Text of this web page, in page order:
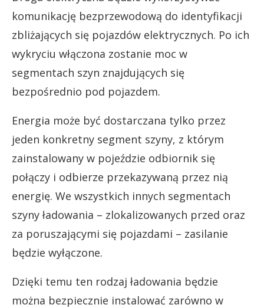
komunikację bezprzewodową do identyfikacji
zbliżających się pojazdów elektrycznych. Po ich
wykryciu włączona zostanie moc w
segmentach szyn znajdujących się
bezpośrednio pod pojazdem.
Energia może być dostarczana tylko przez
jeden konkretny segment szyny, z którym
zainstalowany w pojeździe odbiornik się
połączy i odbierze przekazywaną przez nią
energię. We wszystkich innych segmentach
szyny ładowania – zlokalizowanych przed oraz
za poruszającymi się pojazdami – zasilanie
będzie wyłączone.
Dzięki temu ten rodzaj ładowania będzie
można bezpiecznie instalować zarówno w